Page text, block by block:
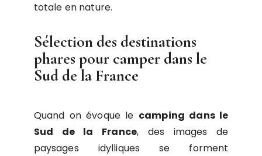
totale en nature.
Sélection des destinations
phares pour camper dans le
Sud de la France
Quand on évoque le camping dans le
Sud de la France, des images de
paysages idylliques se forment